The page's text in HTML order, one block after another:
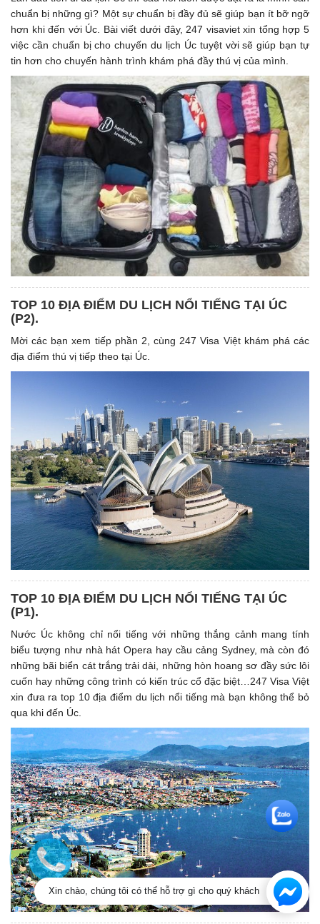
chuẩn bị những gì? Một sự chuẩn bị đầy đủ sẽ giúp bạn ít bỡ ngỡ
hơn khi đến với Úc. Bài viết dưới đây, 247 visaviet xin tổng hợp 5
việc cần chuẩn bị cho chuyến du lịch Úc tuyệt vời sẽ giúp bạn tự
tin hơn cho chuyến hành trình khám phá đầy thú vị của mình.
TOP 10 ĐỊA ĐIỂM DU LỊCH NỔI TIẾNG TẠI ÚC
(P2).
Mời các bạn xem tiếp phần 2, cùng 247 Visa Việt khám phá các
địa điểm thú vị tiếp theo tại Úc.
TOP 10 ĐỊA ĐIỂM DU LỊCH NỔI TIẾNG TẠI ÚC
(P1). ​
Nước Úc không chỉ nổi tiếng với những thắng cảnh mang tính
biểu tượng như nhà hát Opera hay cầu cảng Sydney, mà còn đó
những bãi biển cát trắng trải dài, những hòn hoang sơ đầy sức lôi
cuốn hay những công trình có kiến trúc cổ đặc biệt…247 Visa Việt
xin đưa ra top 10 địa điểm du lịch nổi tiếng mà bạn không thể bỏ
qua khi đến Úc.
Xin chào, chúng tôi có thể hỗ trợ gì cho quý khách